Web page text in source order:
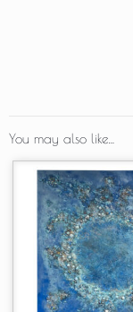
You may also like…